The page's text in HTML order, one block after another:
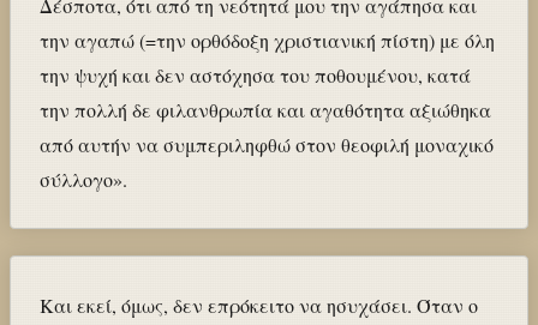
Δέσποτα, ότι από τη νεότητά μου την αγάπησα και
την αγαπώ (=την ορθόδοξη χριστιανική πίστη) με όλη
την ψυχή και δεν αστόχησα του ποθουμένου, κατά
την πολλή δε φιλανθρωπία και αγαθότητα αξιώθηκα
από αυτήν να συμπεριληφθώ στον θεοφιλή μοναχικό
σύλλογο».
Και εκεί, όμως, δεν επρόκειτο να ησυχάσει. Όταν o